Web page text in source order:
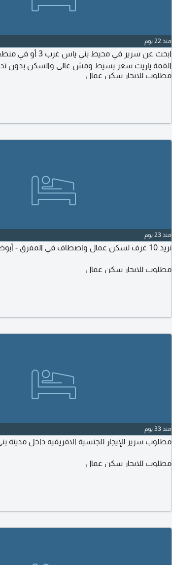
منذ 22 يوم
ابحث عن سرير في محيط
القمة ياريت سعر بسيط ومش غالي والسكن بدون
مطلوب للايجار سكن عمال
منذ 23 يوم
نريد 10 غرف لسكن عمال واصطاف في المفرق - أبوظبي
مطلوب للايجار سكن عمال
منذ 33 يوم
مطلوب سرير للإيجار للجنسية الافريقيه داخل مدينة
مطلوب للايجار سكن عمال